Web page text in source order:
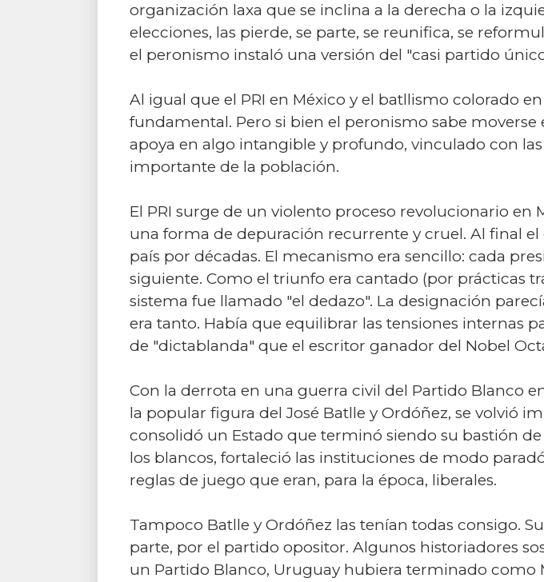
organización laxa que se inclina a la derecha o la
elecciones, las pierde, se parte, se reunifica, se
el peronismo instaló una versión del "casi partido
Al igual que el PRI en México y el batllismo colorado
fundamental. Pero si bien el peronismo sabe moverse
apoya en algo intangible y profundo, vinculado con
importante de la población.
El PRI surge de un violento proceso revolucionario
una forma de depuración recurrente y cruel. Al final
país por décadas. El mecanismo era sencillo: cada
siguiente. Como el triunfo era cantado (por prácticas
sistema fue llamado "el dedazo". La designación
era tanto. Había que equilibrar las tensiones internas
de "dictablanda" que el escritor ganador del Nobel
Con la derrota en una guerra civil del Partido Blanco
la popular figura del José Batlle y Ordóñez, se volvió
consolidó un Estado que terminó siendo su bastión
los blancos, fortaleció las instituciones de modo
reglas de juego que eran, para la época, liberales.
Tampoco Batlle y Ordóñez las tenían todas consigo.
parte, por el partido opositor. Algunos historiadores
un Partido Blanco, Uruguay hubiera terminado como